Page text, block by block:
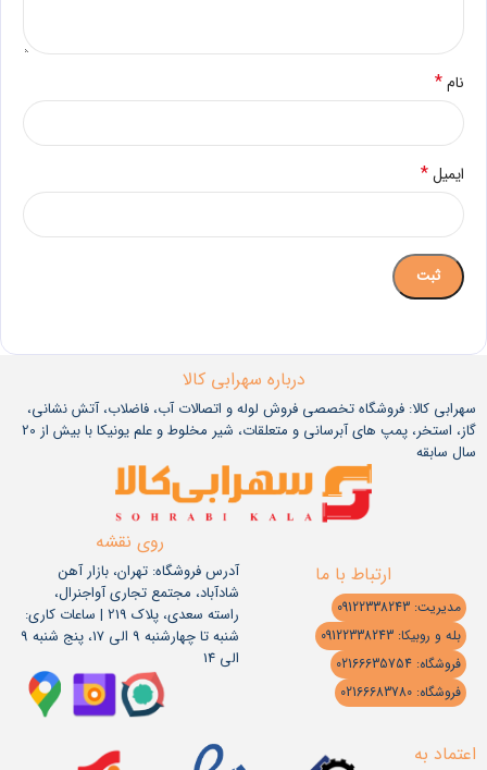
نام*
ایمیل*
درباره سهرابی کالا
سهرابی کالا: فروشگاه تخصصی فروش لوله و اتصالات آب، فاضلاب، آتش نشانی،
گاز، استخر، پمپ های آبرسانی و متعلقات، شیر مخلوط و علم یونیکا با بیش از 20
سال سابقه
ارتباط با ما
مدیریت: 09122338243
بله و روبیکا: 09122338243
فروشگاه: 02166635754
فروشگاه: 02166683780
روی نقشه
آدرس فروشگاه: تهران، بازار آهن
شادآباد، مجتمع تجاری آواجنرال،
راسته سعدی، پلاک 219 | ساعات کاری:
شنبه تا چهارشنبه 9 الی 17، پنج شنبه 9
الی 14
اعتماد به